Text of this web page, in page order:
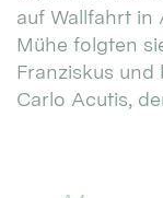
auf Wallfahrt in
Mühe folgten
Franziskus und
Carlo Acutis,